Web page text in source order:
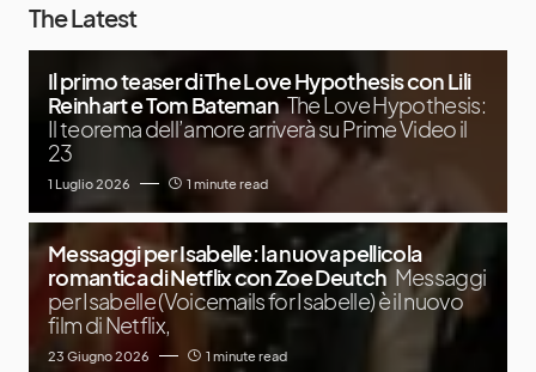
The Latest
Il primo teaser di The Love Hypothesis con Lili
Reinhart e Tom Bateman The Love Hypothesis:
Il teorema dell’amore arriverà su Prime Video il
23
1 Luglio 2026 1 minute read
Messaggi per Isabelle: la nuova pellicola
romantica di Netflix con Zoe Deutch Messaggi
per Isabelle (Voicemails for Isabelle) è il nuovo
film di Netflix,
23 Giugno 2026 1 minute read